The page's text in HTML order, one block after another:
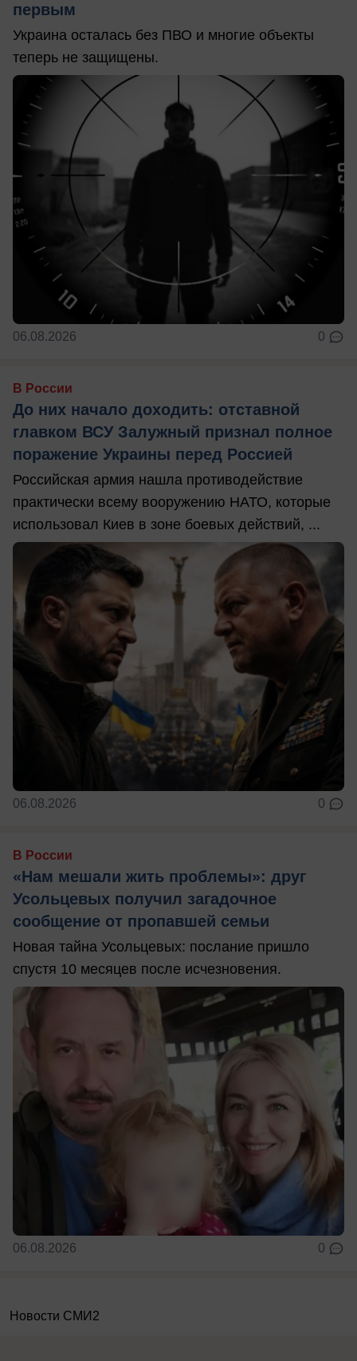
первым
Украина осталась без ПВО и многие объекты
теперь не защищены.
06.08.2026 0
В России
До них начало доходить: отставной
главком ВСУ Залужный признал полное
поражение Украины перед Россией
Российская армия нашла противодействие
практически всему вооружению НАТО, которые
использовал Киев в зоне боевых действий, ...
06.08.2026 0
В России
«Нам мешали жить проблемы»: друг
Усольцевых получил загадочное
сообщение от пропавшей семьи
Новая тайна Усольцевых: послание пришло
спустя 10 месяцев после исчезновения.
06.08.2026 0
Новости СМИ2